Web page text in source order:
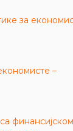
за
–
финансијском